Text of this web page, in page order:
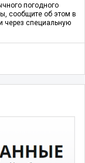
погодного
сообщите об этом в
через специальную